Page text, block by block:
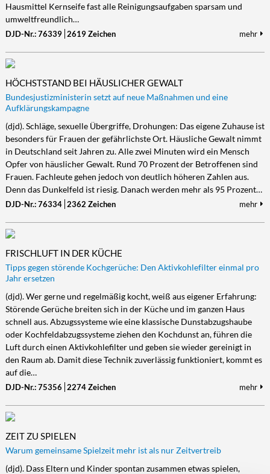
Hausmittel Kernseife fast alle Reinigungsaufgaben sparsam und
umweltfreundlich…
DJD-Nr.: 76339 2619 Zeichen mehr
HÖCHSTSTAND BEI HÄUSLICHER GEWALT
Bundesjustizministerin setzt auf neue Maßnahmen und eine
Aufklärungskampagne
(djd). Schläge, sexuelle Übergriffe, Drohungen: Das eigene Zuhause ist
besonders für Frauen der gefährlichste Ort. Häusliche Gewalt nimmt
in Deutschland seit Jahren zu. Alle zwei Minuten wird ein Mensch
Opfer von häuslicher Gewalt. Rund 70 Prozent der Betroffenen sind
Frauen. Fachleute gehen jedoch von deutlich höheren Zahlen aus.
Denn das Dunkelfeld ist riesig. Danach werden mehr als 95 Prozent…
DJD-Nr.: 76334 2362 Zeichen mehr
FRISCHLUFT IN DER KÜCHE
Tipps gegen störende Kochgerüche: Den Aktivkohlefilter einmal pro
Jahr ersetzen
(djd). Wer gerne und regelmäßig kocht, weiß aus eigener Erfahrung:
Störende Gerüche breiten sich in der Küche und im ganzen Haus
schnell aus. Abzugssysteme wie eine klassische Dunstabzugshaube
oder Kochfeldabzugssysteme ziehen den Kochdunst an, führen die
Luft durch einen Aktivkohlefilter und geben sie wieder gereinigt in
den Raum ab. Damit diese Technik zuverlässig funktioniert, kommt es
auf die…
DJD-Nr.: 75356 2274 Zeichen mehr
ZEIT ZU SPIELEN
Warum gemeinsame Spielzeit mehr ist als nur Zeitvertreib
(djd). Dass Eltern und Kinder spontan zusammen etwas spielen,